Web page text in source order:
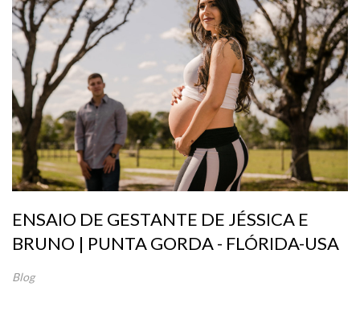
ENSAIO DE GESTANTE DE JÉSSICA E
BRUNO | PUNTA GORDA - FLÓRIDA-USA
Blog